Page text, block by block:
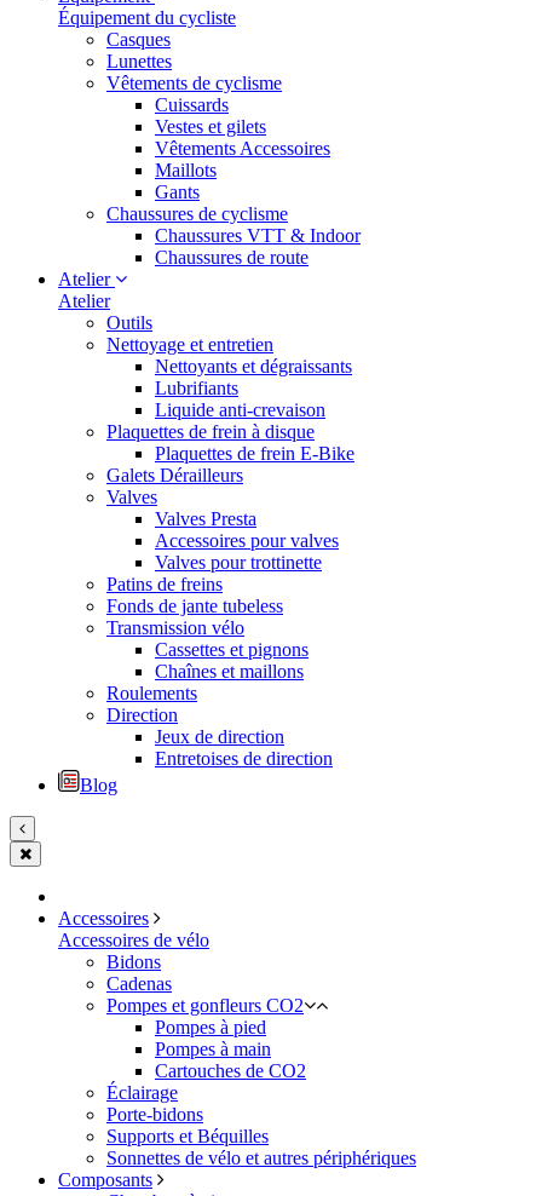
Équipement du cycliste
Casques
Lunettes
Vêtements de cyclisme
Cuissards
Vestes et gilets
Vêtements Accessoires
Maillots
Gants
Chaussures de cyclisme
Chaussures VTT & Indoor
Chaussures de route
Atelier
Atelier
Outils
Nettoyage et entretien
Nettoyants et dégraissants
Lubrifiants
Liquide anti-crevaison
Plaquettes de frein à disque
Plaquettes de frein E-Bike
Galets Dérailleurs
Valves
Valves Presta
Accessoires pour valves
Valves pour trottinette
Patins de freins
Fonds de jante tubeless
Transmission vélo
Cassettes et pignons
Chaînes et maillons
Roulements
Direction
Jeux de direction
Entretoises de direction
Blog
Accessoires
Accessoires de vélo
Bidons
Cadenas
Pompes et gonfleurs CO2
Pompes à pied
Pompes à main
Cartouches de CO2
Éclairage
Porte-bidons
Supports et Béquilles
Sonnettes de vélo et autres périphériques
Composants